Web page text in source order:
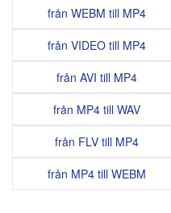
från WEBM till MP4
från VIDEO till MP4
från AVI till MP4
från MP4 till WAV
från FLV till MP4
från MP4 till WEBM